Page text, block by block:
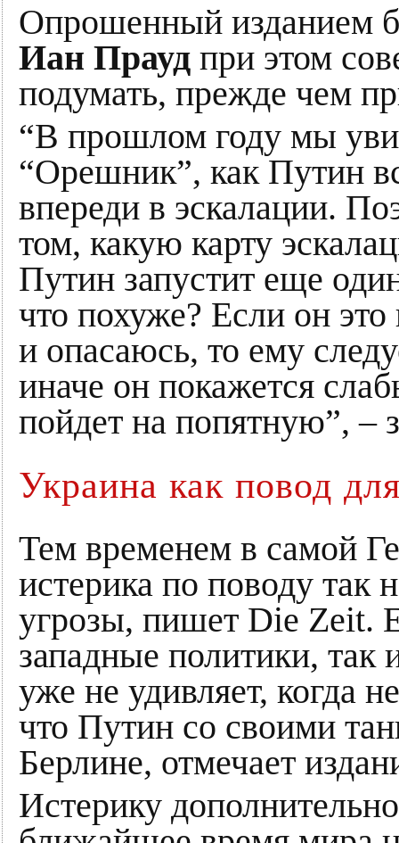
Опрошенный изданием
Иан Прауд при этом
подумать, прежде чем
“В прошлом году мы
“Орешник”, как Путин
впереди в эскалации.
том, какую карту
Путин запустит еще
что похуже? Если он
и опасаюсь, то ему
иначе он покажется
пойдет на попятную”, –
Украина как повод
Тем временем в самой
истерика по поводу так
угрозы, пишет Die Zeit.
западные политики, так
уже не удивляет,
что Путин со своими
Берлине, отмечает
Истерику